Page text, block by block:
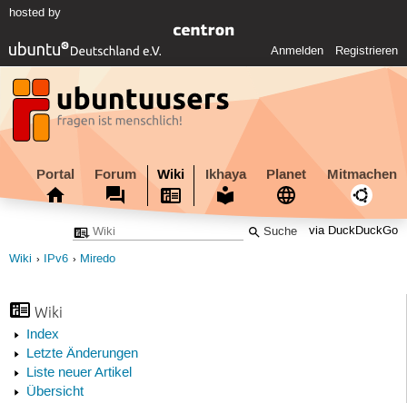
hosted by
Anmelden Registrieren
Portal Forum Wiki Ikhaya Planet Mitmachen
via DuckDuckGo
Wiki IPv6 Miredo
Wiki
Index
Letzte Änderungen
Liste neuer Artikel
Übersicht